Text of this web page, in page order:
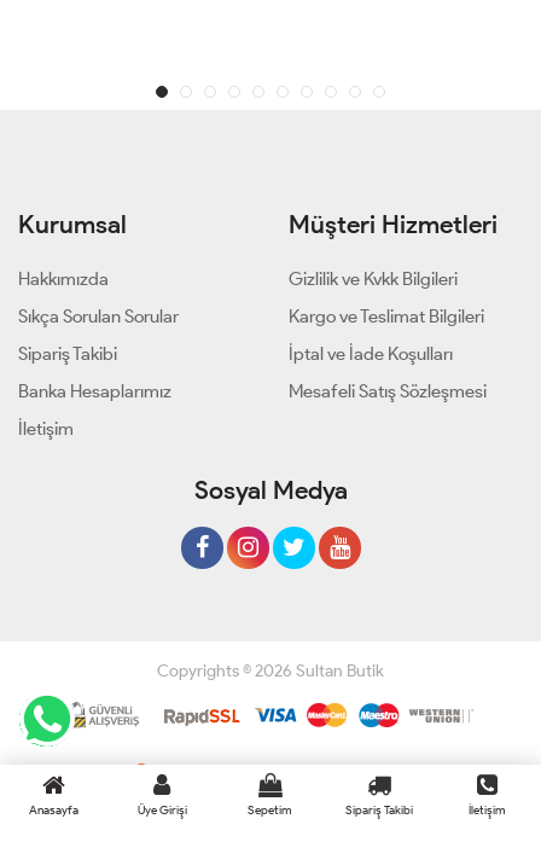
Kurumsal
Hakkımızda
Sıkça Sorulan Sorular
Sipariş Takibi
Banka Hesaplarımız
İletişim
Müşteri Hizmetleri
Gizlilik ve Kvkk Bilgileri
Kargo ve Teslimat Bilgileri
İptal ve İade Koşulları
Mesafeli Satış Sözleşmesi
Sosyal Medya
Copyrights © 2026 Sultan Butik
Geliştir - powered by innovation
Anasayfa Üye Girişi Sepetim Sipariş Takibi İletişim